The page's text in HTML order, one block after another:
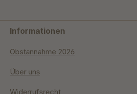
Informationen
Obstannahme 2026
Über uns
Widerrufsrecht